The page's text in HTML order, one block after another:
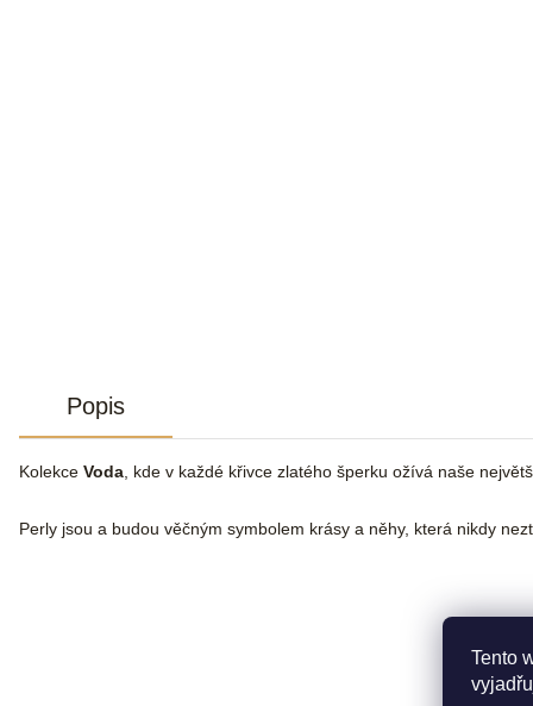
Tento
Popis
Kolekce Voda , kde v každé křivce zlatého šperku ožívá naše
Perly jsou a budou věčným symbolem krásy a něhy, která nikdy